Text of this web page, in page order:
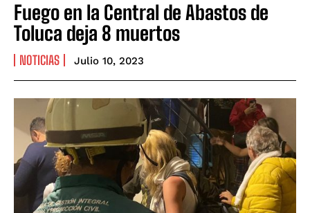
Fuego en la Central de Abastos de
Toluca deja 8 muertos
NOTICIAS Julio 10, 2023